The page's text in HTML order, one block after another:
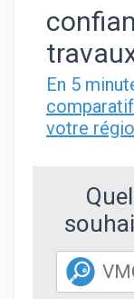
En 5
votre